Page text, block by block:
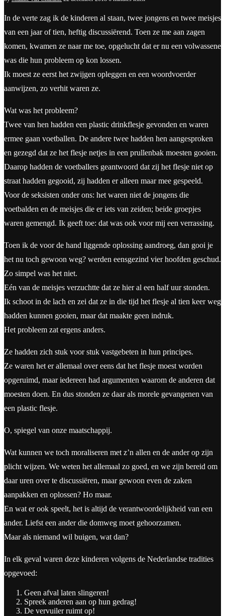
In de verte zag ik de kinderen al staan, twee jongens en twee meisjes
van een jaar of tien, heftig discussiërend. Toen ze me aan zagen
komen, kwamen ze naar me toe, opgelucht dat er nu een volwassene
was die hun probleem op kon lossen.
Ik moest ze eerst het zwijgen opleggen en een woordvoerder
aanwijzen, zo verhit waren ze.
Wat was het probleem?
Twee van hen hadden een plastic drinkflesje gevonden en waren
ermee gaan voetballen. De andere twee hadden hen aangesproken
en gezegd dat ze het flesje netjes in een prullenbak moesten gooien.
Daarop hadden de voetballers geantwoord dat zij het flesje niet op
straat hadden gegooid, zij hadden er alleen maar mee gespeeld.
Voor de seksisten onder ons: het waren niet de jongens die
voetbalden en de meisjes die er iets van zeiden; beide groepjes
waren gemengd. Ik geeft toe: dat was ook voor mij een verrassing.
Toen ik de voor de hand liggende oplossing aandroeg, dan gooi je
het nu toch gewoon weg? werden eensgezind vier hoofden geschud.
Zo simpel was het niet.
Eén van de meisjes verzuchtte dat ze hier al een half uur stonden.
Ik schoot in de lach en zei dat ze in die tijd het flesje al tien keer weg
hadden kunnen gooien, maar dat maakte geen indruk.
Het probleem zat ergens anders.
Ze hadden zich stuk voor stuk vastgebeten in hun principes.
Ze waren het er allemaal over eens dat het flesje moest worden
opgeruimd, maar iedereen had argumenten waarom de anderen dat
moesten doen. En dus stonden ze daar als morele gevangenen van
een plastic flesje.
O, spiegel van onze maatschappij.
Wat kunnen we toch moraliseren met z’n allen en de ander op zijn
plicht wijzen. We weten het allemaal zo goed, en we zijn bereid om
daar uren over te discussiëren, maar gewoon even de zaken
aanpakken en oplossen? Ho maar.
En wat er ook speelt, het is altijd de verantwoordelijkheid van een
ander. Liefst een ander die domweg moet gehoorzamen.
Maar als niemand wil buigen, wat dan?
In elk geval waren deze kinderen volgens de Nederlandse tradities
opgevoed:
Geen afval laten slingeren!
Spreek anderen aan op hun gedrag!
De vervuiler ruimt op!